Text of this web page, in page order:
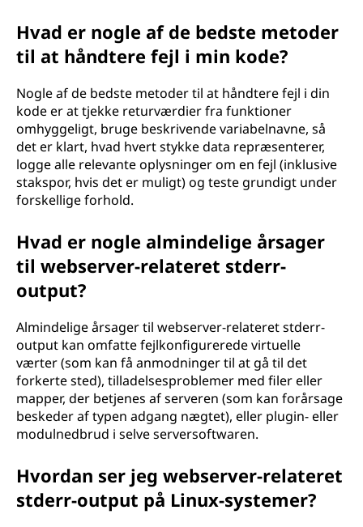
Hvad er nogle af de bedste metoder
til at håndtere fejl i min kode?
Nogle af de bedste metoder til at håndtere fejl i din
kode er at tjekke returværdier fra funktioner
omhyggeligt, bruge beskrivende variabelnavne, så
det er klart, hvad hvert stykke data repræsenterer,
logge alle relevante oplysninger om en fejl (inklusive
stakspor, hvis det er muligt) og teste grundigt under
forskellige forhold.
Hvad er nogle almindelige årsager
til webserver-relateret stderr-
output?
Almindelige årsager til webserver-relateret stderr-
output kan omfatte fejlkonfigurerede virtuelle
værter (som kan få anmodninger til at gå til det
forkerte sted), tilladelsesproblemer med filer eller
mapper, der betjenes af serveren (som kan forårsage
beskeder af typen adgang nægtet), eller plugin- eller
modulnedbrud i selve serversoftwaren.
Hvordan ser jeg webserver-relateret
stderr-output på Linux-systemer?